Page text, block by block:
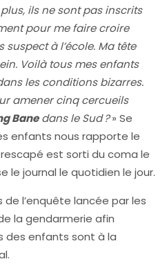
ils ne sont pas inscrits
pour me faire croire
à l’école. Ma tête
Voilà tous mes enfants
les conditions bizarres.
amener cinq cercueils
Banedans le Sud ?» Se
enfants nous rapporte le
est sorti du coma le
le journal le quotidien le jour.
l’enquête lancée par les
la gendarmerie afin
des enfants sont à la